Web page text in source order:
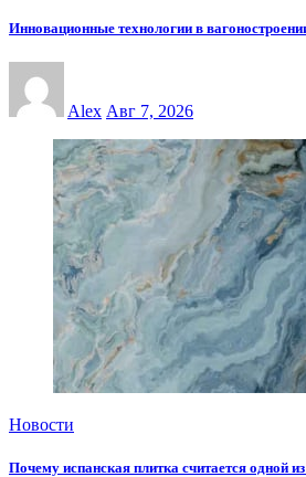
Инновационные технологии в
Alex Авг 7, 2026
Новости
Почему испанская плитка считается одной